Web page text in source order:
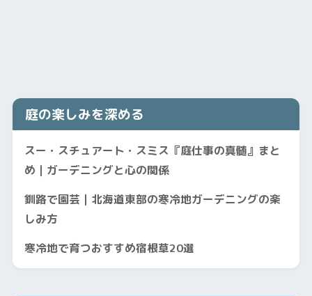
庭の楽しみを深める
スー・スチュアート・スミス『庭仕事の真髄』まと
め｜ガーデニングと心の関係
釧路で園芸｜北海道東部の寒冷地ガーデニングの楽
しみ方
寒冷地で育つおすすめ宿根草20選